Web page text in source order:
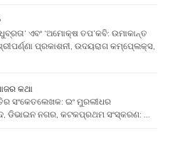
ଏବଂ ‘ଅମୋକ୍ଷ ତପ’କବି: ଉମାକାନ୍ତ
ପ୍ରକାଶନୀ, ଉଦୟରାଗ କମ୍ପେ୍ଲକ୍ସ,
କଥା
ସଂକେତଲେଖକ: ଇଂ ମୁରଲୀଧର
ଡିଭାଇନ ନଗର, କଟକପ୍ରଥମ ସଂସ୍କରଣ: …